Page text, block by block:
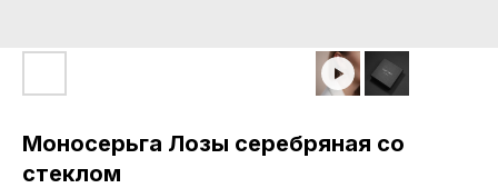
Моносерьга Лозы серебряная со
стеклом